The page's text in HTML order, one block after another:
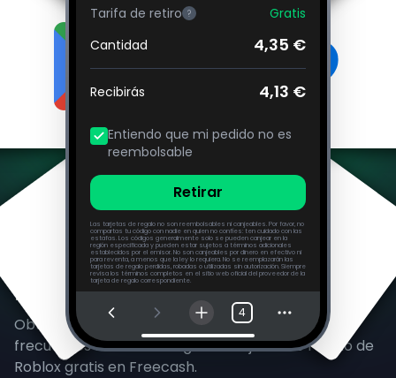
Tarifa de retiro ?
Gratis
Cantidad
4,35 €
Recibirás 4,13 €
Entiendo que mi pedido no es
reembolsable
Retirar
Las tarjetas de regalo no son reembolsables ni canjeables. Por favor, no
compartas tu código con nadie en quien no confíes: ten cuidado con las
estafas. Los códigos generalmente solo se pueden canjear en la
región especificada y pueden estar sujetos a términos adicionales
establecidos por el emisor. No son canjeables por dinero en efectivo ni
para reventa, a menos que la ley lo requiera. No se reemplazarán las
tarjetas de regalo perdidas, robadas o utilizadas sin autorización. Siempre
revisa los términos completos en el sitio web oficial del proveedor de la
tarjeta de regalo correspondiente.
4
Preguntas Frecuentes
Obtén respuestas a nuestras preguntas más
frecuentes sobre cómo ganar tarjetas de regalo de
Roblox gratis en Freecash.